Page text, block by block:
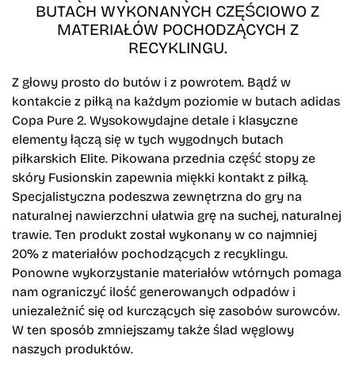
BUTACH WYKONANYCH CZĘŚCIOWO Z
MATERIAŁÓW POCHODZĄCYCH Z
RECYKLINGU.
Z głowy prosto do butów i z powrotem. Bądź w
kontakcie z piłką na każdym poziomie w butach adidas
Copa Pure 2. Wysokowydajne detale i klasyczne
elementy łączą się w tych wygodnych butach
piłkarskich Elite. Pikowana przednia część stopy ze
skóry Fusionskin zapewnia miękki kontakt z piłką.
Specjalistyczna podeszwa zewnętrzna do gry na
naturalnej nawierzchni ułatwia grę na suchej, naturalnej
trawie. Ten produkt został wykonany w co najmniej
20% z materiałów pochodzących z recyklingu.
Ponowne wykorzystanie materiałów wtórnych pomaga
nam ograniczyć ilość generowanych odpadów i
uniezależnić się od kurczących się zasobów surowców.
W ten sposób zmniejszamy także ślad węglowy
naszych produktów.